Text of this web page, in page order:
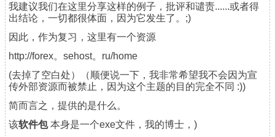
我建议我们在这里分享这样的例子，批评和谴责......或者得
出结论，一切都很体面，因为它发生了。;)
因此，作为复习，这里有一个资源
http://forex。sehost。ru/home
(去掉了空白处）（顺便说一下，我非常希望我不会因为宣
传外部资源而被禁止，因为这个主题的目的完全不同 :))
简而言之，提供的是什么。
该软件包本身是一个exe文件，我的博士，)